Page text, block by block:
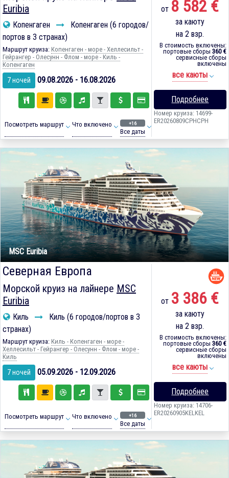
Euribia
Копенгаген
Копенгаген (6 городов/
портов в 3 странах)
Маршрут круиза: Копенгаген - море - Хеллесильт -
Гейрангер - Олесунн - Флом - море - Киль -
Копенгаген
7 ночей 09.08.2026 - 16.08.2026
Посмотреть маршрут Что включено +16
Все даты
от 8 582 €
за каюту
на 2 взр.
В стоимость включены:
портовые сборы 360 €
сервисные сборы
включены
все каюты
Подробнее
Номер круиза: 14699-
ER20260809CPHCPH
MSC Euribia
Северная Европа
Морской круиз на лайнере MSC
Euribia
Киль
Киль (6 городов/портов в 3
странах)
Маршрут круиза: Киль - Копенгаген - море -
Хеллесильт - Гейрангер - Олесунн - Флом - море -
Киль
7 ночей 05.09.2026 - 12.09.2026
Посмотреть маршрут Что включено +16
Все даты
от 3 386 €
за каюту
на 2 взр.
В стоимость включены:
портовые сборы 360 €
сервисные сборы
включены
все каюты
Подробнее
Номер круиза: 14706-
ER20260905KELKEL